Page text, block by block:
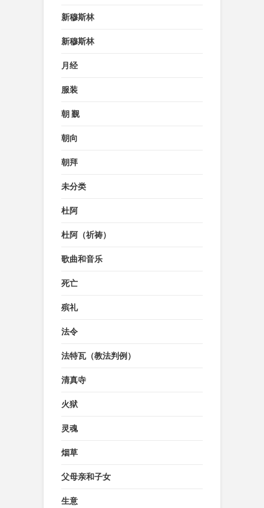
新穆斯林
新穆斯林
月经
服装
朝 觐
朝向
朝拜
未分类
杜阿
杜阿（祈祷）
歌曲和音乐
死亡
殡礼
法令
法特瓦（教法判例）
清真寺
火狱
灵魂
烟草
父母亲和子女
生意